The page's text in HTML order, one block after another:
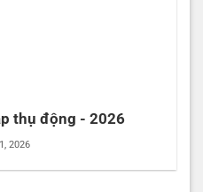
thụ động - 2026
2026